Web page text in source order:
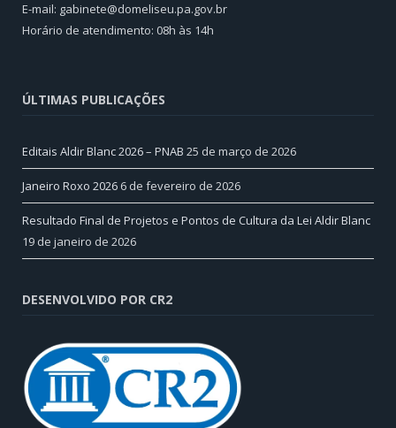
E-mail: gabinete@domeliseu.pa.gov.br
Horário de atendimento: 08h às 14h
ÚLTIMAS PUBLICAÇÕES
Editais Aldir Blanc 2026 – PNAB 25 de março de 2026
Janeiro Roxo 2026 6 de fevereiro de 2026
Resultado Final de Projetos e Pontos de Cultura da Lei Aldir Blanc
19 de janeiro de 2026
DESENVOLVIDO POR CR2